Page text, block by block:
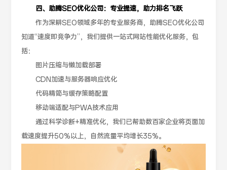
四、助腾SEO优化公司：专业提速，助力排名飞跃
作为深耕SEO领域多年的专业服务商，助腾SEO优化公司
知道“速度即竞争力”，我们提供一站式网站性能优化服务，包
括：
图片压缩与懒加载部署
CDN加速与服务器响应优化
代码精简与缓存策略配置
移动端适配与PWA技术应用
通过科学诊断+精准优化，我们已帮助数百家企业将页面加
载速度提升50%以上，自然流量平均增长35%。